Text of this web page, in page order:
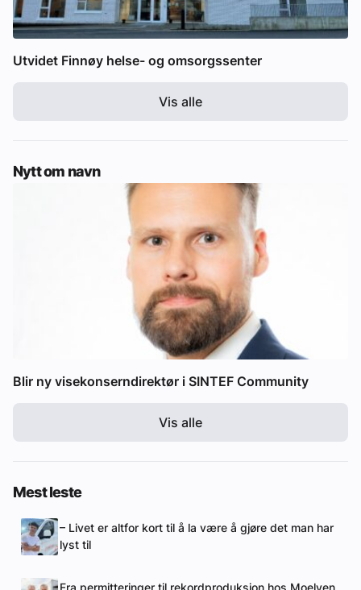
Utvidet Finnøy helse- og omsorgssenter
Vis alle
Nytt om navn
Blir ny visekonserndirektør i SINTEF Community
Vis alle
Mest leste
– Livet er altfor kort til å la være å gjøre det man har
lyst til